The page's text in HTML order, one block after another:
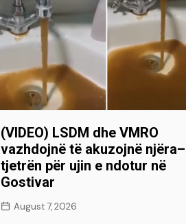
(VIDEO) LSDM dhe VMRO
vazhdojnë të akuzojnë njëra–
tjetrën për ujin e ndotur në
Gostivar
August 7, 2026